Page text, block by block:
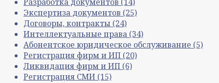
Экспертиза документов (25)
Договоры, контракты (24)
Интеллектуальные права (34)
Абонентское юридическое обслуживание (5)
Регистрация фирм и ИП (20)
Ликвидация фирм и ИП (6)
Регистрация СМИ (15)